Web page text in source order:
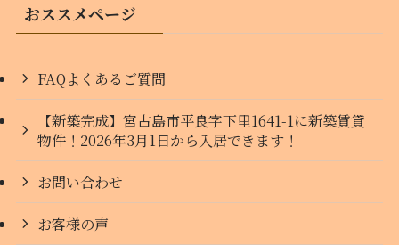
おススメページ
FAQよくあるご質問
【新築完成】宮古島市平良字下里1641-1に新築賃貸
物件！2026年3月1日から入居できます！
お問い合わせ
お客様の声